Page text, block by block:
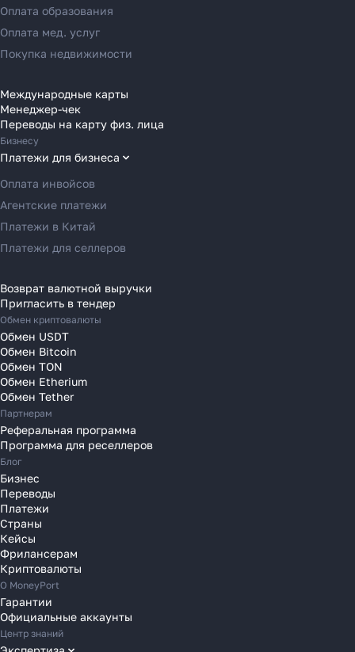
Переводы в Азию
Переводы в Россию
Переводы в Австрию
Переводы в Болгарию
Переводы в Венгрию
Переводы в Великобританию
Переводы в Грецию
Переводы в Германию
Переводы в Ирландию
Переводы в Испанию
Переводы в Италию
Переводы в Латвию
Переводы в Литву
Переводы в Молдавию
Переводы в Монако
Переводы в Нидерланды
Переводы в Польшу
Переводы в Португалию
Переводы в Румынию
Переводы в Сербию
Переводы в Словакию
Переводы в Словению
Переводы в Финляндию
Переводы в Францию
Переводы в Хорватию
Переводы в Черногорию
Переводы в Чехию
Переводы в Швейцарию
Переводы в Эстонию
Оплата образования
Оплата мед. услуг
Покупка недвижимости
Международные карты
Менеджер-чек
Переводы на карту физ. лица
Бизнесу
Платежи для бизнеса
Оплата инвойсов
Агентские платежи
Платежи в Китай
Платежи для селлеров
Возврат валютной выручки
Пригласить в тендер
Обмен криптовалюты
Обмен USDT
Обмен Bitcoin
Обмен TON
Обмен Etherium
Обмен Tether
Партнерам
Реферальная программа
Программа для реселлеров
Блог
Бизнес
Переводы
Платежи
Страны
Кейсы
Фрилансерам
Криптовалюты
О MoneyPort
Гарантии
Официальные аккаунты
Центр знаний
за 2 часа вместо 120
уступили место платёжным
агентам в 2025 году